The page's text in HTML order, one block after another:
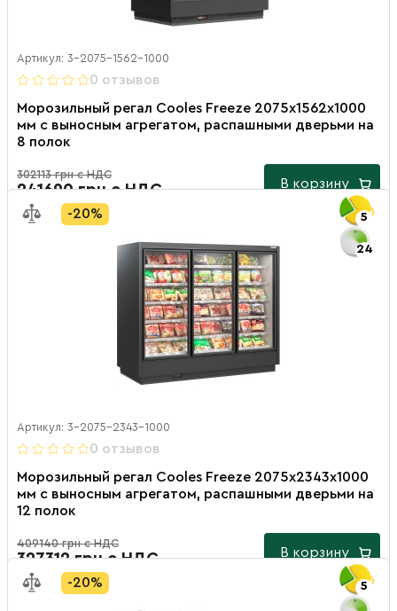
Артикул: 3-2075-1562-1000
0 отзывов
Морозильный регал Cooles Freeze 2075х1562х1000
мм с выносным агрегатом, распашными дверьми на
8 полок
302113 грн с НДС
241690 грн с НДС В корзину
5
24
-20%
Артикул: 3-2075-2343-1000
0 отзывов
Морозильный регал Cooles Freeze 2075х2343х1000
мм с выносным агрегатом, распашными дверьми на
12 полок
409140 грн с НДС
327312 грн с НДС В корзину
5
-20%